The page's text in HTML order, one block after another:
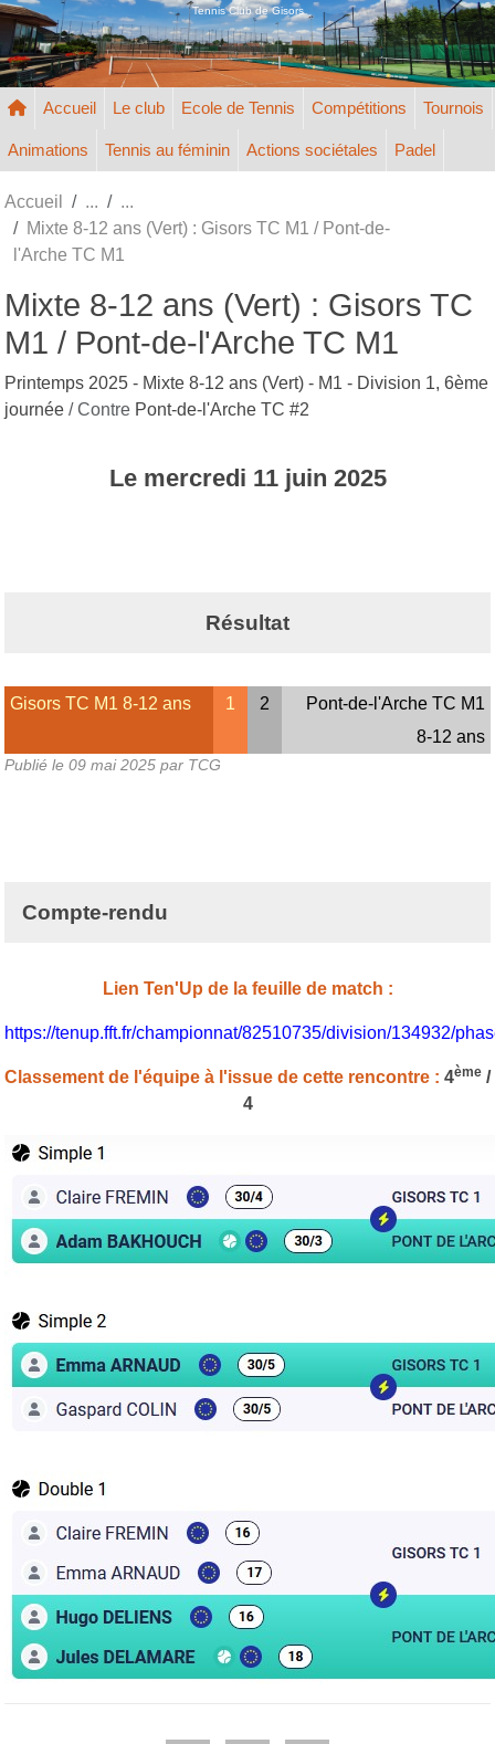
Tennis Club de Gisors
Accueil Le club Ecole de Tennis Compétitions Tournois
Animations Tennis au féminin Actions sociétales Padel
Accueil
Mixte 8-12 ans (Vert) : Gisors TC M1 / Pont-de-
l'Arche TC M1
Mixte 8-12 ans (Vert) : Gisors TC
M1 / Pont-de-l'Arche TC M1
Printemps 2025 - Mixte 8-12 ans (Vert) - M1 - Division 1, 6ème
journée / Contre Pont-de-l'Arche TC #2
Le mercredi 11 juin 2025
Résultat
Gisors TC M1 8-12 ans 1 2
Pont-de-l'Arche TC M1
8-12 ans
Publié le 09 mai 2025 par TCG
Compte-rendu
Lien Ten'Up de la feuille de match :
https://tenup.fft.fr/championnat/82510735/division/134932/
Classement de l'équipe à l'issue de cette rencontre : 4ème /
4
Panneau de gestion des cookies